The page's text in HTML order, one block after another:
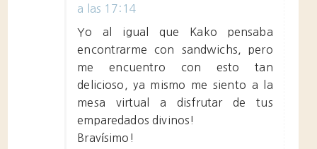
a las 17:14
Yo al igual que Kako pensaba
encontrarme con sandwichs, pero
me encuentro con esto tan
delicioso, ya mismo me siento a la
mesa virtual a disfrutar de tus
emparedados divinos!
Bravísimo!